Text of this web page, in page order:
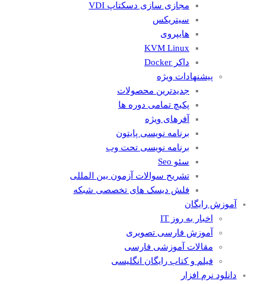
مجازی سازی دسکتاپ VDI
سیتریکس
هایپروی
KVM Linux
داکر Docker
پیشنهادات ویژه
جدیدترین محصولات
پکیچ تمامی دوره ها
آفرهای ویژه
برنامه نویسی پایتون
برنامه نویسی تحت وب
سئو Seo
تشریح سوالات آزمون بین المللی
فلش دیسک های تخصصی شبکه
آموزش رایگان
اخبار به روز IT
آموزش فارسی تصویری
مقالات آموزشی فارسی
فیلم و کتاب رایگان انگلیسی
دانلود نرم افزار